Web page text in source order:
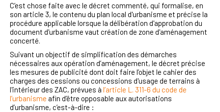
C’est chose faite avec le décret commenté, qui formalise, en
son article 3, le contenu du plan local d'urbanisme et précise la
procédure applicable lorsque la délibération d'approbation du
document d'urbanisme vaut création de zone d'aménagement
concerté.
Suivant un objectif de simplification des démarches
nécessaires aux opération d’aménagement, le décret précise
les mesures de publicité dont doit faire l’objet le cahier des
charges des cessions ou concessions d'usage de terrains à
l'intérieur des ZAC, prévues à l’article L. 311-6 du code de
l’urbanisme afin d’être opposable aux autorisations
d’urbanisme, c’est-à-dire :